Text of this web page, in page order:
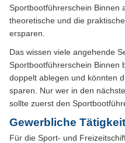
Sportbootführerschein Binnen
theoretische und die
ersparen.
Das wissen viele angehende
Sportbootführerschein Binnen
doppelt ablegen und könnten
sparen. Nur wer in den
sollte zuerst den
Gewerbliche Tätigkeit
Für die Sport- und